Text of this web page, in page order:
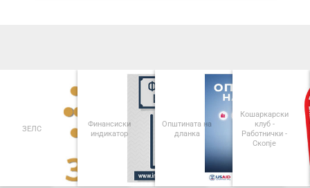
индикатор
Општината на
дланка
Кошаркарски
клуб -
Работнички -
Паркинзи на
Општина Центар